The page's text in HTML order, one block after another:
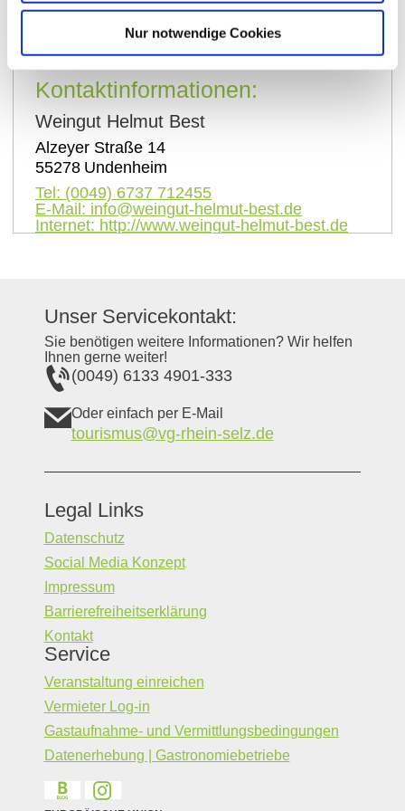
Nur notwendige Cookies
Kontakt
Kontaktinformationen:
Weingut Helmut Best
Alzeyer Straße 14
55278 Undenheim
Tel: (0049) 6737 712455
E-Mail: info@weingut-helmut-best.de
Internet: http://www.weingut-helmut-best.de
Unser Servicekontakt:
Sie benötigen weitere Informationen? Wir helfen
Ihnen gerne weiter!
(0049) 6133 4901-333
Oder einfach per E-Mail
tourismus@vg-rhein-selz.de
Legal Links
Datenschutz
Social Media Konzept
Impressum
Barrierefreiheitserklärung
Kontakt
Service
Veranstaltung einreichen
Vermieter Log-in
Gastaufnahme- und Vermittlungsbedingungen
Datenerhebung | Gastronomiebetriebe